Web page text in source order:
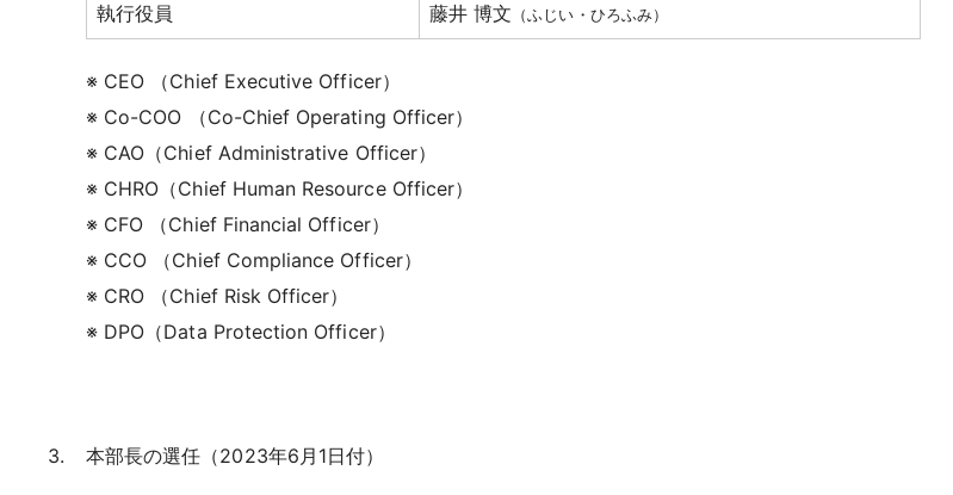
執行役員 藤井 博文 （ふじい・ひろふみ）
※ CEO （Chief Executive Officer）
※ Co-COO （Co-Chief Operating Officer）
※ CAO（Chief Administrative Officer）
※ CHRO（Chief Human Resource Officer）
※ CFO （Chief Financial Officer）
※ CCO （Chief Compliance Officer）
※ CRO （Chief Risk Officer）
※ DPO（Data Protection Officer）
本部長の選任（2023年6月1日付）